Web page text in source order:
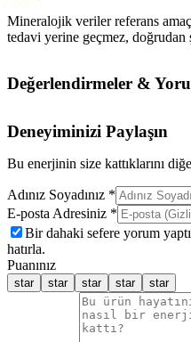
Mineralojik veriler referans
tedavi yerine geçmez, doğrudan
Değerlendirmeler &
Deneyiminizi Paylaşın
Bu enerjinin size kattıklarını
Adınız Soyadınız *
E-posta Adresiniz *
Bir dahaki sefere yorum
hatırla.
Puanınız
star star star star star